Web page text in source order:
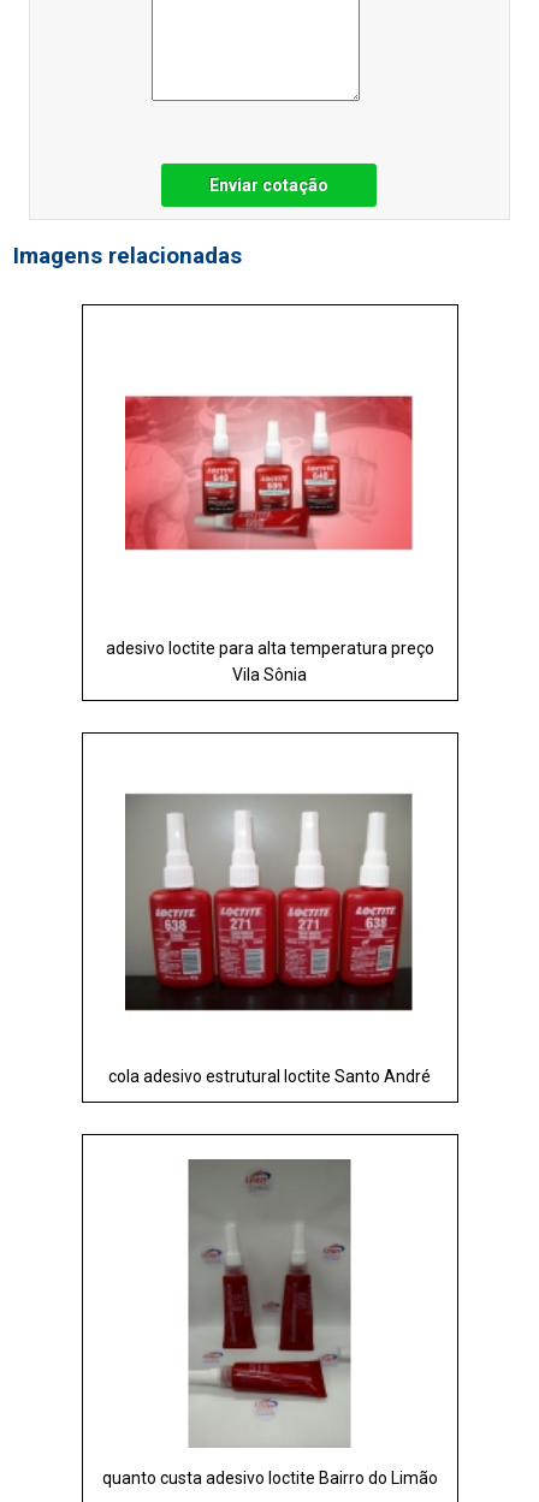
Enviar cotação
Imagens relacionadas
adesivo loctite para alta temperatura preço
Vila Sônia
cola adesivo estrutural loctite Santo André
quanto custa adesivo loctite Bairro do Limão